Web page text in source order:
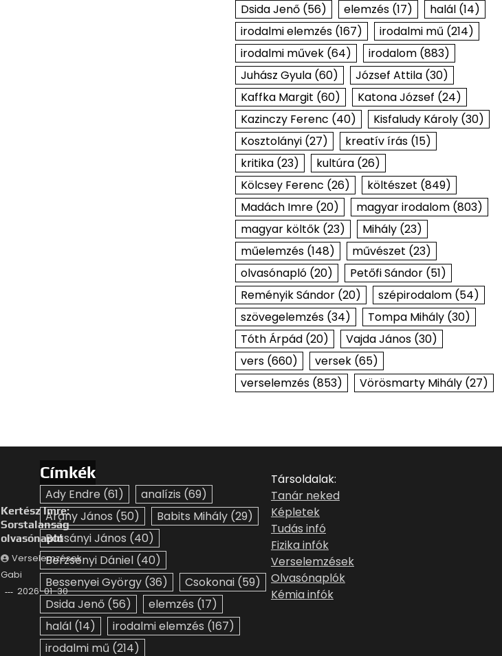
Dsida Jenő(56) elemzés(17) halál(14)
irodalmi elemzés(167) irodalmi mű (214)
irodalmi művek(64) irodalom(883)
Juhász Gyula(60) József Attila(30)
Kaffka Margit (60) Katona József (24)
Kazinczy Ferenc (40) Kisfaludy Károly(30)
Kosztolányi(27) kreatív írás(15)
kritika(23) kultúra(26)
Kölcsey Ferenc (26) költészet (849)
Madách Imre(20) magyar irodalom(803)
magyar költők(23) Mihály(23)
műelemzés(148) művészet (23)
olvasónapló(20) Petőfi Sándor(51)
Reményik Sándor(20) szépirodalom(54)
szövegelemzés(34) Tompa Mihály(30)
Tóth Árpád(20) Vajda János(30)
vers(660) versek(65)
verselemzés(853) Vörösmarty Mihály(27)
Kertész Imre:
Sorstalanság
olvasónapló
Verselemzések
Gabi
2026-01-30
Címkék
Ady Endre (61) analízis (69)
Arany János (50) Babits Mihály (29)
Batsányi János (40)
Berzsenyi Dániel (40)
Bessenyei György (36) Csokonai (59)
Dsida Jenő (56) elemzés (17)
halál (14) irodalmi elemzés (167)
irodalmi mű (214)
Társoldalak:
Tanár neked
Képletek
Tudás infó
Fizika infók
Verselemzések
Olvasónaplók
Kémia infók